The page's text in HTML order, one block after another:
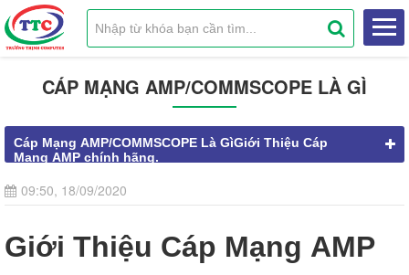
CÁP MẠNG AMP/COMMSCOPE LÀ GÌ
Cáp Mạng AMP/COMMSCOPE Là GìGiới Thiệu Cáp
Mạng AMP chính hãng.
09:50, 18/09/2020
Giới Thiệu Cáp Mạng AMP